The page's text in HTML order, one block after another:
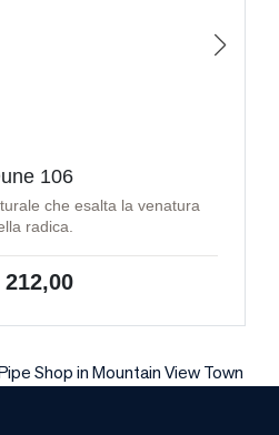
106
che esalta la venatura
radica.
212,00
Shop in Mountain View Town